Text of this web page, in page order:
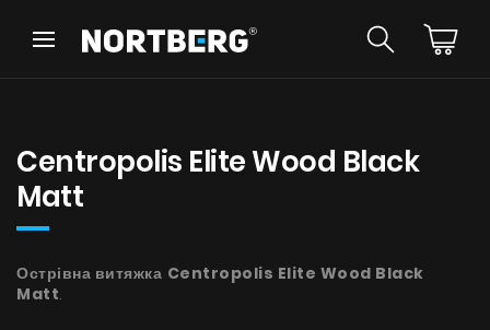
Назад
Витяжки Острівні
Витяжки Пристінні
Витяжки Вбудовані
Витяжки Рустикальні
Витяжки Циліндричні
Витяжки Декоративні
Назад
БАЧИТИ ВСЕ
Centropolis Elite Wood Black
Matt
Острівна витяжка Centropolis Elite Wood Black
Matt.